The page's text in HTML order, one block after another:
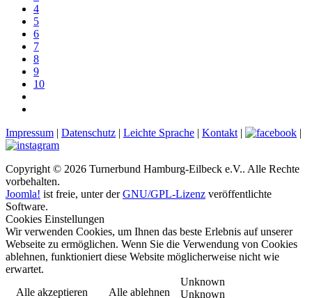
4
5
6
7
8
9
10
Impressum | Datenschutz | Leichte Sprache | Kontakt | |
Copyright © 2026 Turnerbund Hamburg-Eilbeck e.V.. Alle Rechte
vorbehalten.
Joomla! ist freie, unter derGNU/GPL-Lizenz veröffentlichte
Software.
Cookies Einstellungen
Wir verwenden Cookies, um Ihnen das beste Erlebnis auf unserer
Webseite zu ermöglichen. Wenn Sie die Verwendung von Cookies
ablehnen, funktioniert diese Website möglicherweise nicht wie
erwartet.
Alle akzeptieren
Alle ablehnen
Unknown
Unknown